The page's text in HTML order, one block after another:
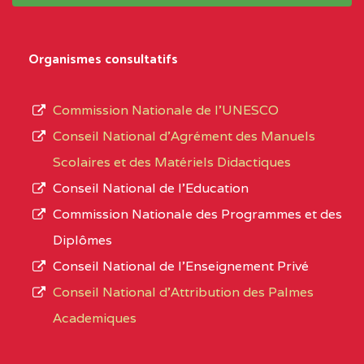
D'ENSEIGNEMENT
PROFESSIONNEL
(CEGEP) STE FOI BP
:4740 YAOUNDE
CENTRE
COLLEGE PANAFRICAIN
DE L'EXCELLENCE BP
CENTRE
COLLEGE PRIVE
type
L’offre
d’éducation
de
Organismes consultatifs
Commission Nationale de l’UNESCO
Conseil National d’Agrément des Manuels
Scolaires et des Matériels Didactiques
Conseil National de l’Education
Commission Nationale des Programmes et des
Diplômes
Conseil National de l’Enseignement Privé
Conseil National d'Attribution des Palmes
Academiques